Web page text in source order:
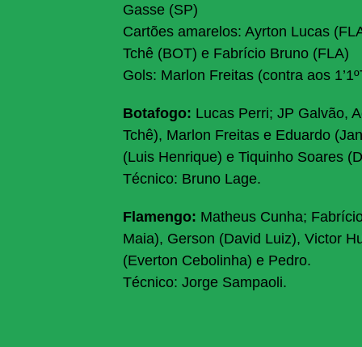
Gasse (SP)
Cartões amarelos: Ayrton Lucas
Tchê (BOT) e Fabrício Bruno (FLA)
Gols: Marlon Freitas (contra aos
Botafogo: Lucas Perri; JP Galvão,
Tchê), Marlon Freitas e Eduardo
(Luis Henrique) e Tiquinho Soares
Técnico: Bruno Lage.
Flamengo: Matheus Cunha;
Maia), Gerson (David Luiz), Victor
(Everton Cebolinha) e Pedro.
Técnico: Jorge Sampaoli.